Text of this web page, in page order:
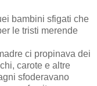
bambini sfigati che
le tristi merende
ci propinava dei
carote e altre
sfoderavano